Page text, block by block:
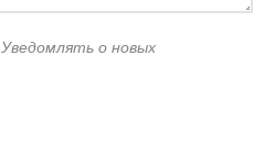
Уведомлять о новых